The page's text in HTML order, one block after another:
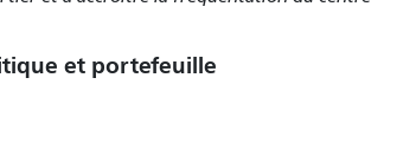
et portefeuille